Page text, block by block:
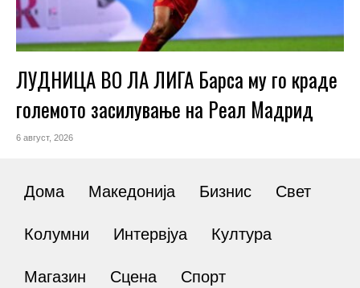
ЛУДНИЦА ВО ЛА ЛИГА Барса му го краде
големото засилување на Реал Мадрид
6 август, 2026
Дома Македонија Бизнис Свет
Колумни Интервјуа Култура
Магазин Сцена Спорт